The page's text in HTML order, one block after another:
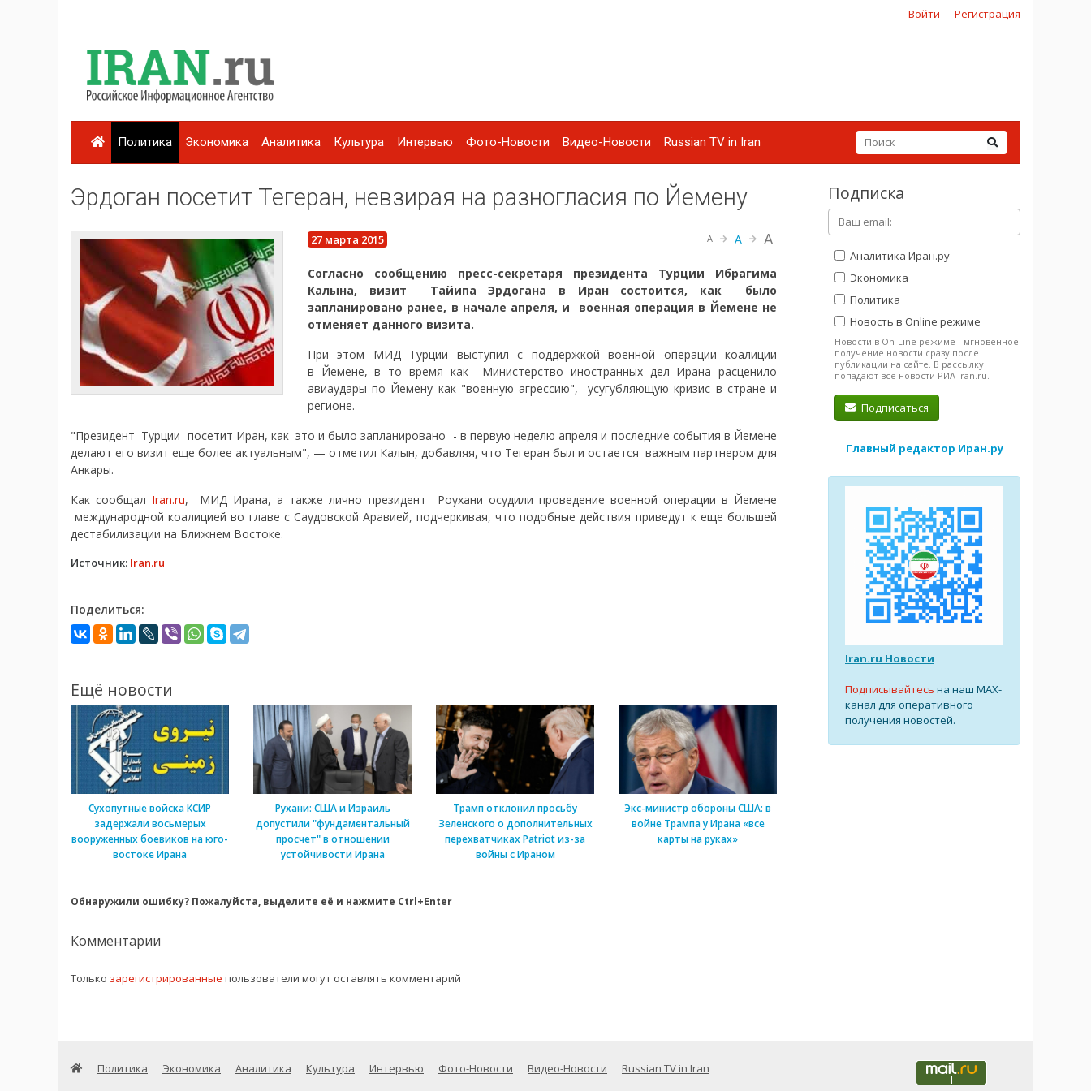
Войти Регистрация
Политика Экономика Аналитика Культура Интервью Фото-Новости Видео-Новости Russian TV in Iran
Эрдоган посетит Тегеран, невзирая на разногласия по Йемену
27 марта 2015 A A A
Согласно сообщению пресс-секретаря президента Турции Ибрагима
Калына, визит Тайипа Эрдогана в Иран состоится, как было
запланировано ранее, в начале апреля, и военная операция в Йемене не
отменяет данного визита.
При этом МИД Турции выступил с поддержкой военной операции коалиции
в Йемене, в то время как Министерство иностранных дел Ирана расценило
авиаудары по Йемену как "военную агрессию", усугубляющую кризис в стране и
регионе.
"Президент Турции посетит Иран, как это и было запланировано - в первую неделю апреля и последние события в Йемене
делают его визит еще более актуальным", — отметил Калын, добавляя, что Тегеран был и остается важным партнером для
Анкары.
Как сообщал Iran.ru, МИД Ирана, а также лично президент Роухани осудили проведение военной операции в Йемене
международной коалицией во главе с Саудовской Аравией, подчеркивая, что подобные действия приведут к еще большей
дестабилизации на Ближнем Востоке.
Источник: Iran.ru
Поделиться:
Ещё новости
Сухопутные войска КСИР
задержали восьмерых
вооруженных боевиков на юго-
востоке Ирана
Рухани: США и Израиль
допустили "фундаментальный
просчет" в отношении
устойчивости Ирана
Трамп отклонил просьбу
Зеленского о дополнительных
перехватчиках Patriot из-за
войны с Ираном
Экс-министр обороны США: в
войне Трампа у Ирана «все
карты на руках»
Обнаружили ошибку? Пожалуйста, выделите её и нажмите Ctrl+Enter
Комментарии
Только зарегистрированные пользователи могут оставлять комментарий
Подписка
Аналитика Иран.ру
Экономика
Политика
Новость в Online режиме
Новости в On-Line режиме - мгновенное
получение новости сразу после
публикации на сайте. В рассылку
попадают все новости РИА Iran.ru.
Подписаться
Главный редактор Иран.ру
Iran.ru Новости
Подписывайтесь на наш MAX-
канал для оперативного
получения новостей.
Политика Экономика Аналитика Культура Интервью Фото-Новости Видео-Новости Russian TV in Iran